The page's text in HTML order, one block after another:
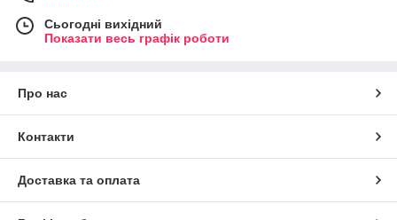
Сьогодні вихідний
Показати весь графік роботи
Про нас
Контакти
Доставка та оплата